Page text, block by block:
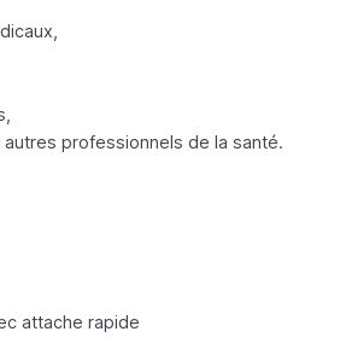
professionnels de la santé.
attache rapide